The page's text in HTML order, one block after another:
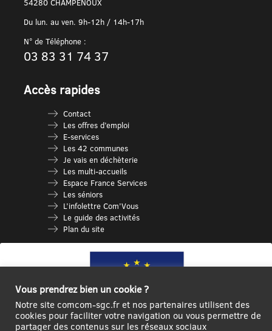
54280 CHAMPENOUX
Du lun. au ven. 9h-12h / 14h-17h
N° de Téléphone :
03 83 31 74 37
Accès rapides
Contact
Les offres d’emploi
E-services
Les 42 communes
Je vais en déchèterie
Les multi-accueils
Espace France Services
Les séniors
L’infolettre Com’Vous
Le guide des activités
Plan du site
Vous prendrez bien un cookie ?
Notre site comcom-sgc.fr et nos partenaires utilisent des
cookies pour faciliter votre navigation ou vous permettre de
partager des contenus sur les réseaux sociaux